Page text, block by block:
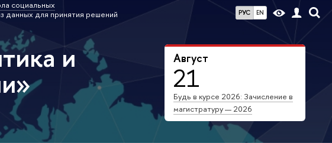
РУС EN
социальных
данных для принятия решений
Август
21
Будь в курсе 2026: Зачисление в
магистратуру — 2026
и